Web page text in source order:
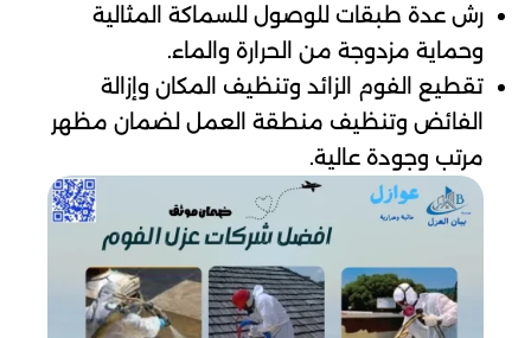
رش عدة طبقات للوصول للسماكة المثالية
وحماية مزدوجة من الحرارة والماء.
تقطيع الفوم الزائد وتنظيف المكان وإزالة
الفائض وتنظيف منطقة العمل لضمان مظهر
مرتب وجودة عالية.